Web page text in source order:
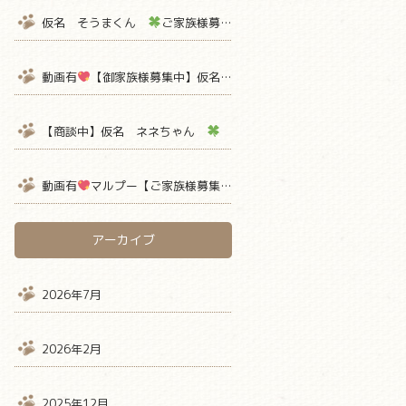
仮名 そうまくん ご家族様募集中
動画有 【御家族様募集中】仮名ミミちゃん
【商談中】仮名 ネネちゃん
動画有 マルプー【ご家族様募集中】 仮名ミルクボーロ君
アーカイブ
2026年7月
2026年2月